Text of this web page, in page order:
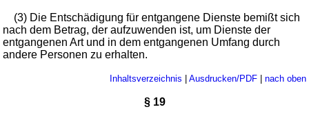
(3) Die Entschädigung für entgangene Dienste bemißt sich
nach dem Betrag, der aufzuwenden ist, um Dienste der
entgangenen Art und in dem entgangenen Umfang durch
andere Personen zu erhalten.
Inhaltsverzeichnis Ausdrucken/PDF| nach oben
§ 19